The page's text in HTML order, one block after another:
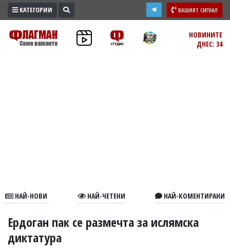
ПРОМО
ЗОНА
В
УКРАЙНА
КАТЕГОРИИ ВАШИЯТ СИГНАЛ
НОВИНИТЕ
ДНЕС: 34
НАЙ-НОВИ НАЙ-ЧЕТЕНИ НАЙ-КОМЕНТИРАНИ
Ердоган пак се размечта за ислямска
диктатура